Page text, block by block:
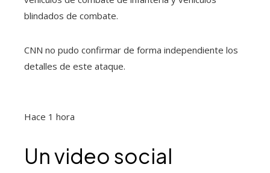
blindados de combate.
CNN no pudo confirmar de forma independiente los
detalles de este ataque.
Hace 1 hora
Un video social